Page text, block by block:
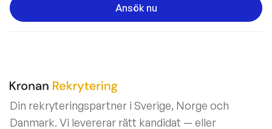
Ansök nu
Din rekryteringspartner i Sverige, Norge och
Danmark. Vi levererar rätt kandidat — eller